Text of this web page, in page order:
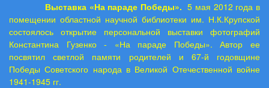
Выставка «На параде Победы». 5 мая 2012 года в
помещении областной научной библиотеки им. Н.К.Крупской
состоялось открытие персональной выставки фотографий
Константина Гузенко - «На параде Победы». Автор ее
посвятил светлой памяти родителей и 67-й годовщине
Победы Советского народа в Великой Отечественной войне
1941-1945 гг.